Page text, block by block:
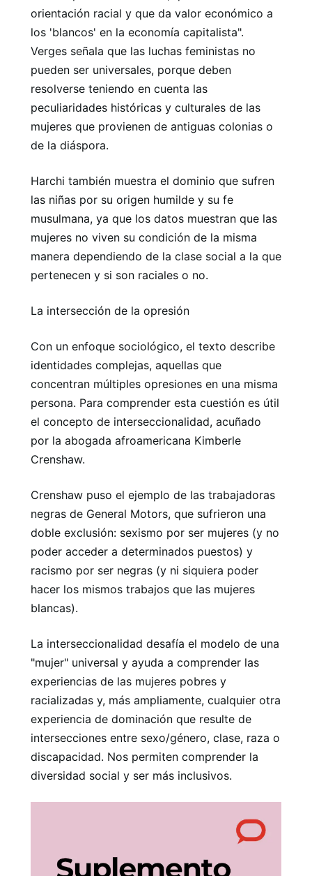
orientación racial y que da valor económico a
los 'blancos' en la economía capitalista".
Verges señala que las luchas feministas no
pueden ser universales, porque deben
resolverse teniendo en cuenta las
peculiaridades históricas y culturales de las
mujeres que provienen de antiguas colonias o
de la diáspora.
Harchi también muestra el dominio que sufren
las niñas por su origen humilde y su fe
musulmana, ya que los datos muestran que las
mujeres no viven su condición de la misma
manera dependiendo de la clase social a la que
pertenecen y si son raciales o no.
La intersección de la opresión
Con un enfoque sociológico, el texto describe
identidades complejas, aquellas que
concentran múltiples opresiones en una misma
persona. Para comprender esta cuestión es útil
el concepto de interseccionalidad, acuñado
por la abogada afroamericana Kimberle
Crenshaw.
Crenshaw puso el ejemplo de las trabajadoras
negras de General Motors, que sufrieron una
doble exclusión: sexismo por ser mujeres (y no
poder acceder a determinados puestos) y
racismo por ser negras (y ni siquiera poder
hacer los mismos trabajos que las mujeres
blancas).
La interseccionalidad desafía el modelo de una
"mujer" universal y ayuda a comprender las
experiencias de las mujeres pobres y
racializadas y, más ampliamente, cualquier otra
experiencia de dominación que resulte de
intersecciones entre sexo/género, clase, raza o
discapacidad. Nos permiten comprender la
diversidad social y ser más inclusivos.